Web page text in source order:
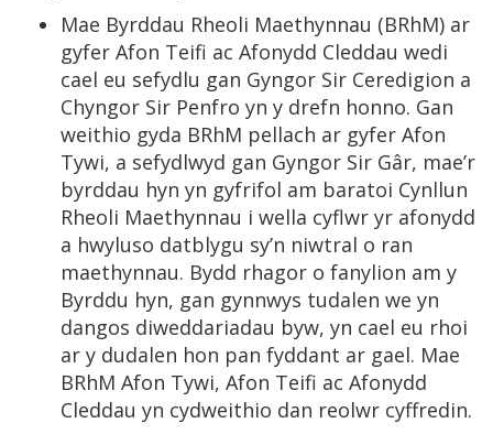
Mae Byrddau Rheoli Maethynnau (BRhM) ar
gyfer Afon Teifi ac Afonydd Cleddau wedi
cael eu sefydlu gan Gyngor Sir Ceredigion a
Chyngor Sir Penfro yn y drefn honno. Gan
weithio gyda BRhM pellach ar gyfer Afon
Tywi, a sefydlwyd gan Gyngor Sir Gâr, mae’r
byrddau hyn yn gyfrifol am baratoi Cynllun
Rheoli Maethynnau i wella cyflwr yr afonydd
a hwyluso datblygu sy’n niwtral o ran
maethynnau. Bydd rhagor o fanylion am y
Byrddu hyn, gan gynnwys tudalen we yn
dangos diweddariadau byw, yn cael eu rhoi
ar y dudalen hon pan fyddant ar gael. Mae
BRhM Afon Tywi, Afon Teifi ac Afonydd
Cleddau yn cydweithio dan reolwr cyffredin.